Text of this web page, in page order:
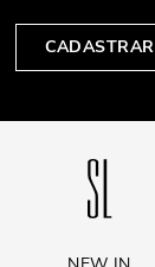
CADASTRAR